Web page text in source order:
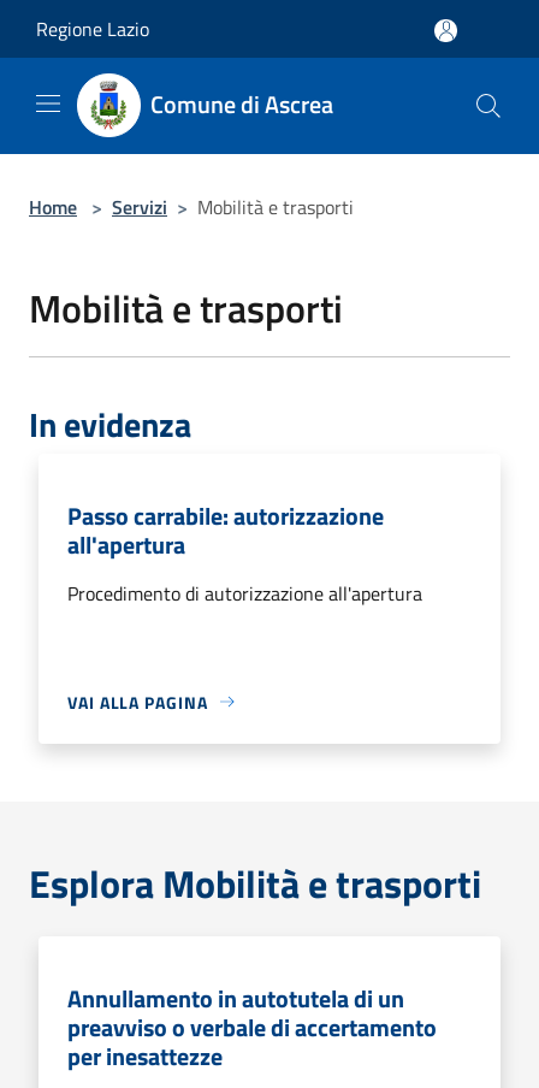
Regione Lazio
Comune di Ascrea
Home > Servizi > Mobilità e trasporti
Mobilità e trasporti
In evidenza
Passo carrabile: autorizzazione
all'apertura
Procedimento di autorizzazione all'apertura
VAI ALLA PAGINA
Esplora Mobilità e trasporti
Annullamento in autotutela di un
preavviso o verbale di accertamento
per inesattezze